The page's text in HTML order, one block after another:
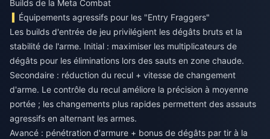
Builds de la Meta Combat
Équipements agressifs pour les "Entry Fraggers"
Les builds d'entrée de jeu privilégient les dégâts bruts et la
stabilité de l'arme. Initial : maximiser les multiplicateurs de
dégâts pour les éliminations lors des sauts en zone chaude.
Secondaire : réduction du recul + vitesse de changement
d'arme. Le contrôle du recul améliore la précision à moyenne
portée ; les changements plus rapides permettent des assauts
agressifs en alternant les armes.
Avancé : pénétration d'armure + bonus de dégâts par tir à la